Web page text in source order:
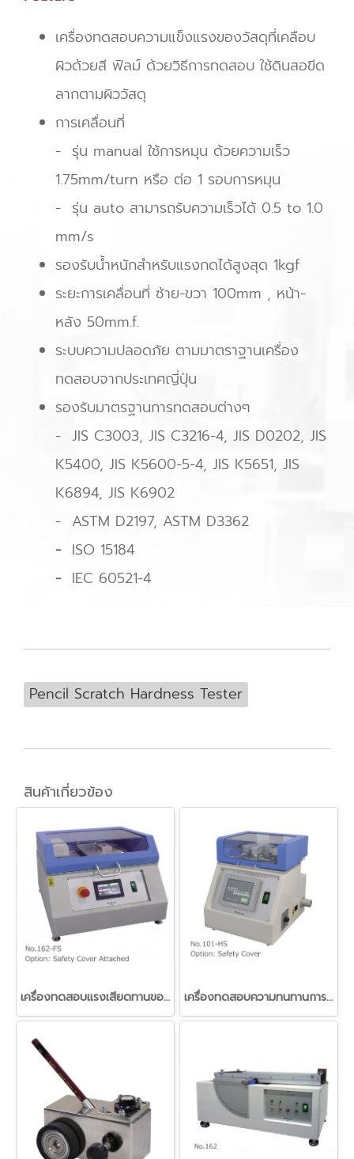
เครื่องทดสอบความแข็งแรงของวัสดุที่เคลือบ
ผิวด้วยสี ฟิลม์ ด้วยวิธีการทดสอบ ใช้ดินสอขีด
ลากตามผิววัสดุ
การเคลื่อนที่
- รุ่น manual ใช้การหมุน ด้วยความเร็ว
1.75mm/turn หรือ ต่อ 1 รอบการหมุน
- รุ่น auto สามารถรับความเร็วได้ 0.5 to 1.0
mm/s
รองรับน้ำหนักสำหรับแรงกดได้สูงสุด 1kgf
ระยะการเคลื่อนที่ ซ้าย-ขวา 100mm , หน้า-
หลัง 50mm.f.
ระบบความปลอดภัย ตามมาตราฐานเครื่อง
ทดสอบจากประเทศญี่ปุ่น
รองรับมาตรฐานการทดสอบต่างๆ
- JIS C3003, JIS C3216-4, JIS D0202, JIS
K5400, JIS K5600-5-4, JIS K5651, JIS
K6894, JIS K6902
- ASTM D2197, ASTM D3362
- ISO 15184
- IEC 60521-4
Pencil Scratch Hardness Tester
สินค้าเกี่ยวข้อง
เครื่องทดสอบแรงเสียดทานของวัสดุฟิลม์พลาสติกแนวนอน (Slip tester Horizontal method) เครื่องทดสอบความทนทานการขัดถูของวัสดุแบบ Taber (Taber type abrasion tester)